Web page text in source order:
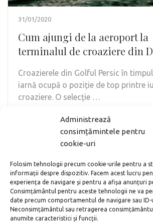
Administrează
consimțămintele pentru
cookie-uri
Folosim tehnologii precum cookie-urile pentru a
informații despre dispozitiv. Facem acest lucru
experiența de navigare și pentru a afișa anunțuri
Consimțământul pentru aceste tehnologii ne va
date precum comportamentul de navigare sau ID-
Neconsimțământul sau retragerea
anumite caracteristici și funcții.
31/01/2020
Cum ajungi de la aeroport la
terminalul de croaziere din
Croazierele din Golful Persic în
iarnă ocupă o poziție de top printre
croaziere. O selecție …
MAI DEPARTE
ARTICOLE POPULARE
Noul aeroport din
centru